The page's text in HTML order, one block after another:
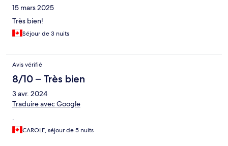
15 mars 2025
Très bien!
Séjour de 3 nuits
Avis vérifié
8/10 – Très bien
3 avr. 2024
Traduire avec Google
.
CAROLE, séjour de 5 nuits